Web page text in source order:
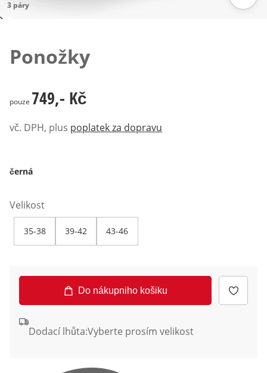
Klepnutím obrázek zvětšíte
3 páry
Ponožky
749,- Kč
pouze 749,- Kč
vč. DPH, plus poplatek za dopravu
černá
Velikost
35-38 39-42 43-46
Do nákupniho košiku
Dodací lhůta:Vyberte prosím velikost